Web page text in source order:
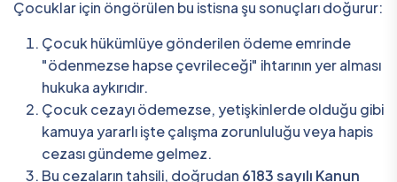
Çocuklar için öngörülen bu istisna şu sonuçları doğurur:
Çocuk hükümlüye gönderilen ödeme emrinde
"ödenmezse hapse çevrileceği" ihtarının yer alması
hukuka aykırıdır.
Çocuk cezayı ödemezse, yetişkinlerde olduğu gibi
kamuya yararlı işte çalışma zorunluluğu veya hapis
cezası gündeme gelmez.
Bu cezaların tahsili, doğrudan 6183 sayılı Kanun